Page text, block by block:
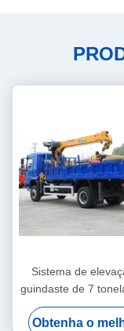
Sistema de
guindaste de 7
mão direita